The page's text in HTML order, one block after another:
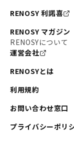
RENOSY 利諾喜
RENOSY マガジン
RENOSYについて
運営会社
RENOSYとは
利用規約
お問い合わせ窓口
プライバシーポリ